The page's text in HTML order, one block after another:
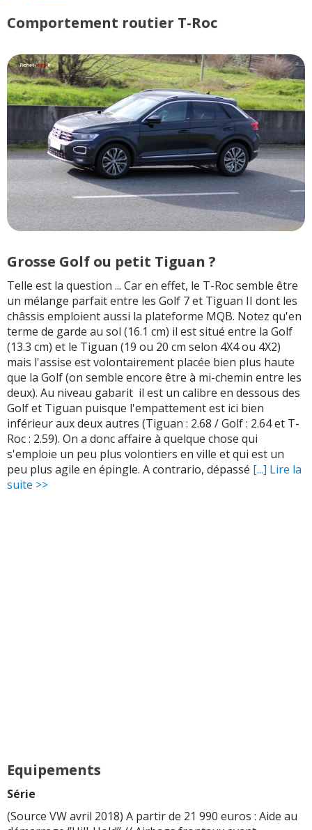
Comportement routier T-Roc
Grosse Golf ou petit Tiguan ?
Telle est la question ... Car en effet, le T-Roc semble être
un mélange parfait entre les Golf 7 et Tiguan II dont les
châssis emploient aussi la plateforme MQB. Notez qu'en
terme de garde au sol (16.1 cm) il est situé entre la Golf
(13.3 cm) et le Tiguan (19 ou 20 cm selon 4X4 ou 4X2)
mais l'assise est volontairement placée bien plus haute
que la Golf (on semble encore être à mi-chemin entre les
deux). Au niveau gabarit il est un calibre en dessous des
Golf et Tiguan puisque l'empattement est ici bien
inférieur aux deux autres (Tiguan : 2.68 / Golf : 2.64 et T-
Roc : 2.59). On a donc affaire à quelque chose qui
s'emploie un peu plus volontiers en ville et qui est un
peu plus agile en épingle. A contrario, dépassé [...] Lire la
suite >>
Equipements
Série
(Source VW avril 2018) A partir de 21 990 euros : Aide au